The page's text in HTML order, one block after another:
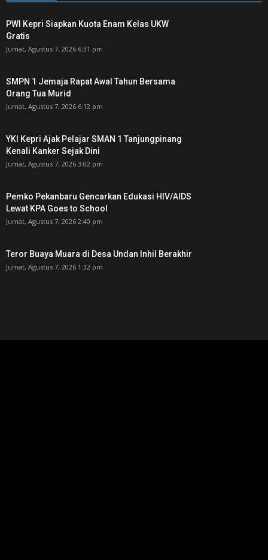
PWI Kepri Siapkan Kuota Enam Kelas UKW
Gratis
Jumat, Agustus 7, 2026 6:31 pm
SMPN 1 Jemaja Rapat Awal Tahun Bersama
Orang Tua Murid ‎
Jumat, Agustus 7, 2026 6:12 pm
YKI Kepri Ajak Pelajar SMAN 1 Tanjungpinang
Kenali Kanker Sejak Dini
Jumat, Agustus 7, 2026 3:02 pm
Pemko Pekanbaru Gencarkan Edukasi HIV/AIDS
Lewat KPA Goes to School
Jumat, Agustus 7, 2026 2:40 pm
Teror Buaya Muara di Desa Undan Inhil Berakhir
Jumat, Agustus 7, 2026 1:32 pm